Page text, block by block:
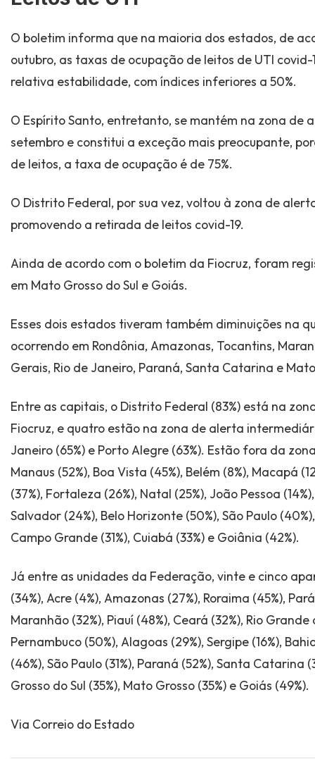
O boletim informa que na maioria dos estados, de
outubro, as taxas de ocupação de leitos de UTI
relativa estabilidade, com índices inferiores a 50%.
O Espírito Santo, entretanto, se mantém na zona
setembro e constitui a exceção mais preocupante,
de leitos, a taxa de ocupação é de 75%.
O Distrito Federal, por sua vez, voltou à zona de
promovendo a retirada de leitos covid-19.
Ainda de acordo com o boletim da Fiocruz, foram
em Mato Grosso do Sul e Goiás.
Esses dois estados tiveram também diminuições na
ocorrendo em Rondônia, Amazonas, Tocantins,
Gerais, Rio de Janeiro, Paraná, Santa Catarina e
Entre as capitais, o Distrito Federal (83%) está na
Fiocruz, e quatro estão na zona de alerta
Janeiro (65%) e Porto Alegre (63%). Estão fora da
Manaus (52%), Boa Vista (45%), Belém (8%), Macapá
(37%), Fortaleza (26%), Natal (25%), João Pessoa
Salvador (24%), Belo Horizonte (50%), São Paulo
Campo Grande (31%), Cuiabá (33%) e Goiânia (42%).
Já entre as unidades da Federação, vinte e cinco
(34%), Acre (4%), Amazonas (27%), Roraima (45%),
Maranhão (32%), Piauí (48%), Ceará (32%), Rio
Pernambuco (50%), Alagoas (29%), Sergipe (16%),
(46%), São Paulo (31%), Paraná (52%), Santa Catarina
Grosso do Sul (35%), Mato Grosso (35%) e Goiás (49%).
Via Correio do Estado